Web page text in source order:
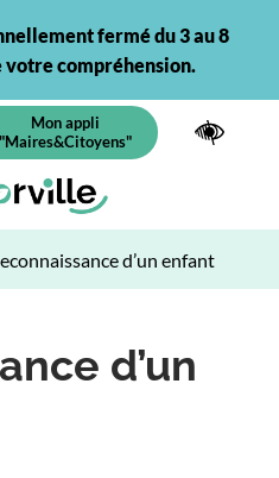
fermé du 3 au 8
votre compréhension.
Facebook
Mon appli
"Maires&Citoyens"(ouverture dans un nouvel
d’un enfant
d’un